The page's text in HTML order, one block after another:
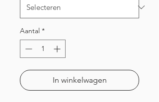
Aantal *
In winkelwagen